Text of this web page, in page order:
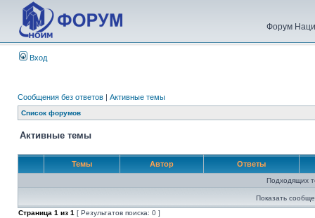
Форум
Вход
Сообщения без ответов | Активные темы
Список форумов
Активные темы
Темы Автор Ответы
Подходящих
Показать
Страница 1 из 1 [ Результатов поиска: 0 ]